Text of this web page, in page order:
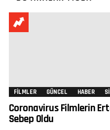
FILMLER GÜNCEL HABER
Coronavirus Filmlerin
Sebep Oldu